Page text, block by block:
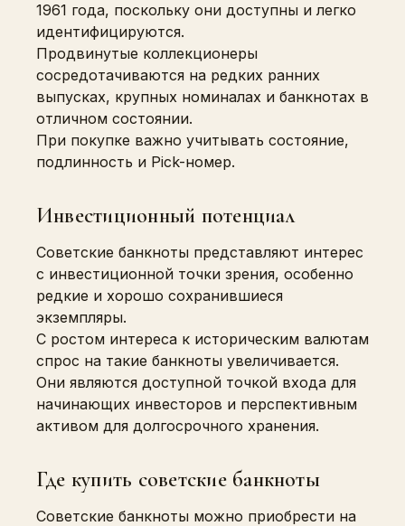
1961 года, поскольку они доступны и легко
идентифицируются.
Продвинутые коллекционеры
сосредотачиваются на редких ранних
выпусках, крупных номиналах и банкнотах в
отличном состоянии.
При покупке важно учитывать состояние,
подлинность и Pick-номер.
Инвестиционный потенциал
Советские банкноты представляют интерес
с инвестиционной точки зрения, особенно
редкие и хорошо сохранившиеся
экземпляры.
С ростом интереса к историческим валютам
спрос на такие банкноты увеличивается.
Они являются доступной точкой входа для
начинающих инвесторов и перспективным
активом для долгосрочного хранения.
Где купить советские банкноты
Советские банкноты можно приобрести на